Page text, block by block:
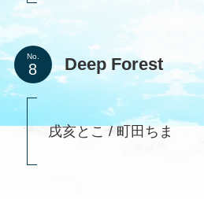
No. Deep Forest
戌亥とこ / 町田ちま